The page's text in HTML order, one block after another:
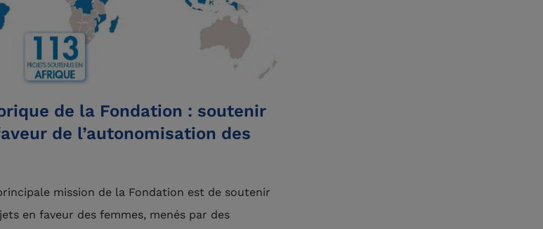
de la Fondation : soutenir
de l’autonomisation des
mission de la Fondation est de soutenir
en faveur des femmes, menés par des